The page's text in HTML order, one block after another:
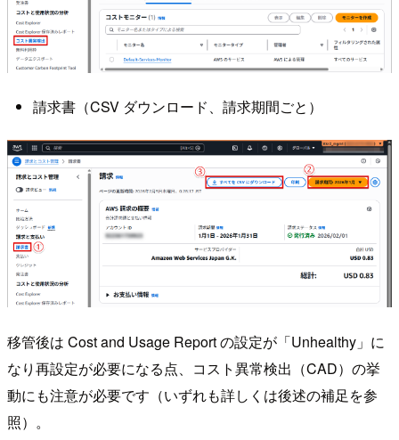
請求書（CSV ダウンロード、請求期間ごと）
移管後は Cost and Usage Report の設定が「Unhealthy」に
なり再設定が必要になる点、コスト異常検出（CAD）の挙
動にも注意が必要です（いずれも詳しくは後述の補足を参
照）。